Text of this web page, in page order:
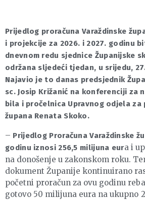
Prijedlog proračuna Varaždinske
i projekcije za 2026. i 2027. godinu
dnevnom redu sjednice Županijske
održana sljedeći tjedan, u srijedu,
Najavio je to danas predsjednik
sc. Josip Križanić na konferenciji za
bila i pročelnica Upravnog odjela za
župana Renata Skoko.
– Prijedlog Proračuna Varaždinske
godinu iznosi 256,5 milijuna eura i
na donošenje u zakonskom roku.
dokument Županije kontinuirano
početni proračun za ovu godinu
gotovo 50 milijuna eura na ukupno